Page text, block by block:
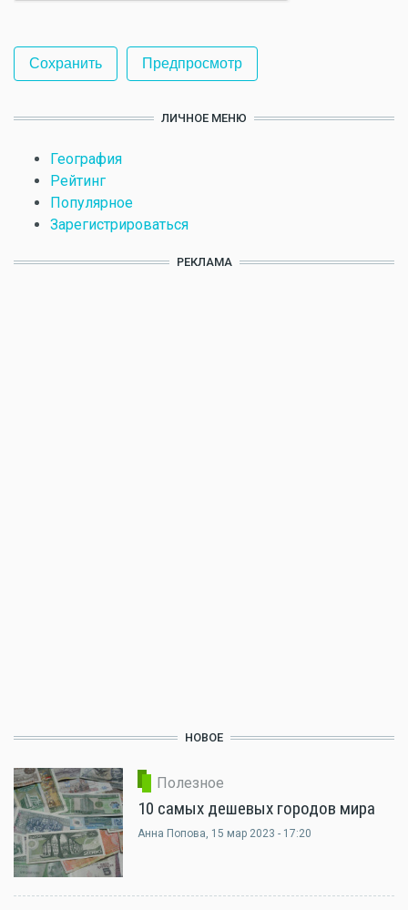
ЛИЧНОЕ МЕНЮ
География
Рейтинг
Популярное
Зарегистрироваться
РЕКЛАМА
НОВОЕ
Полезное
10 самых дешевых городов мира
Анна Попова, 15 мар 2023 - 17:20